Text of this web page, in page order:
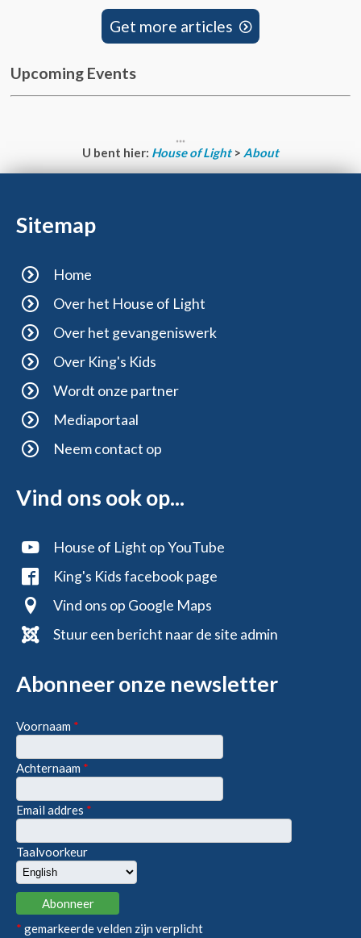
Get more articles 
Upcoming Events
U bent hier: House of Light > About
Sitemap
Home
Over het House of Light
Over het gevangeniswerk
Over King's Kids
Wordt onze partner
Mediaportaal
Neem contact op
Vind ons ook op...
House of Light op YouTube
King's Kids facebook page
Vind ons op Google Maps
Stuur een bericht naar de site admin
Abonneer onze newsletter
Voornaam *
Achternaam *
Email addres *
Taalvoorkeur
* gemarkeerde velden zijn verplicht